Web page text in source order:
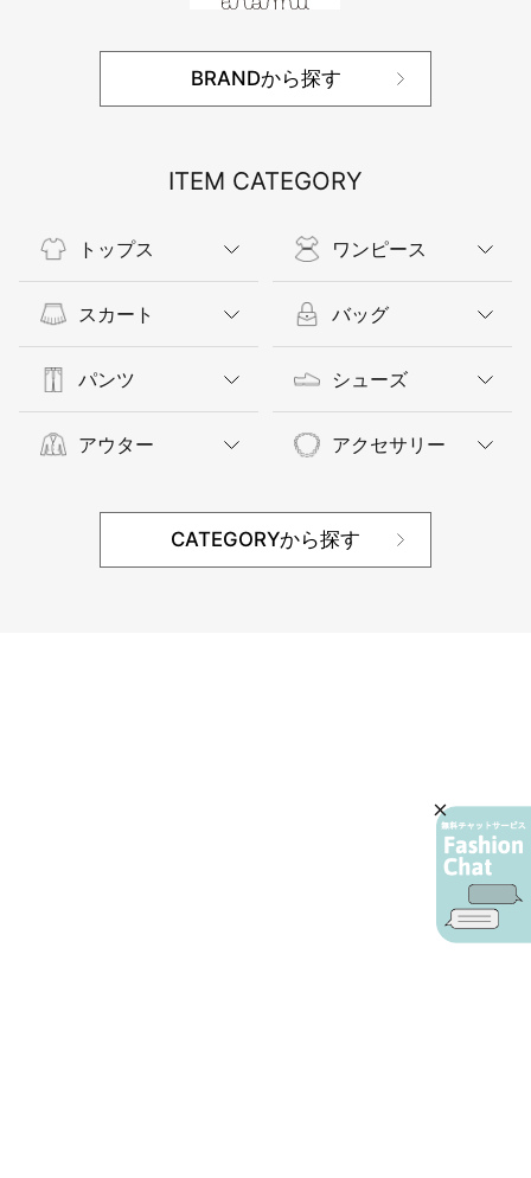
BRANDから探す
ITEM CATEGORY
トップス
スカート
パンツ
アウター
ワンピース
バッグ
シューズ
アクセサリー
CATEGORYから探す